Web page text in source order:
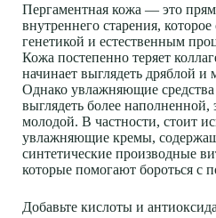
Пергаментная кожа — это
внутреннего старения, которое
генетикой и естественным
Кожа постепенно теряет
начинает выглядеть дряблой
Однако увлажняющие
выглядеть более наполненной,
молодой. В частности, стоит
увлажняющие кремы,
синтетические производные
которые помогают бороться с
Добавьте кислоты и